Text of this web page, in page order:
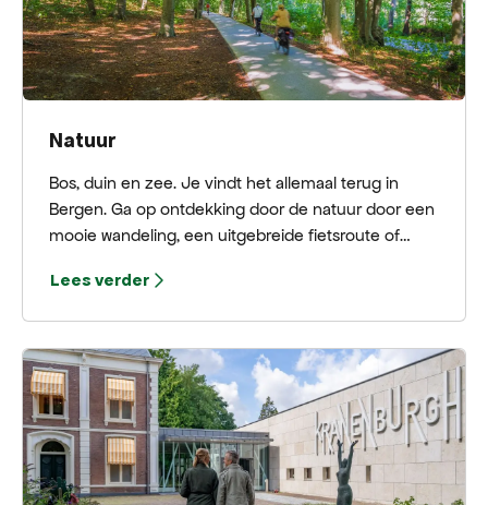
Natuur
Bos, duin en zee. Je vindt het allemaal terug in
Bergen. Ga op ontdekking door de natuur door een
mooie wandeling, een uitgebreide fietsroute of
Lees verder